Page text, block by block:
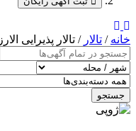
خانه/ تالار / تالار پذیرایی الارز
جستجو